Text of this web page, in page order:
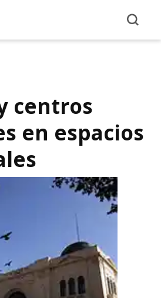
centros
en espacios